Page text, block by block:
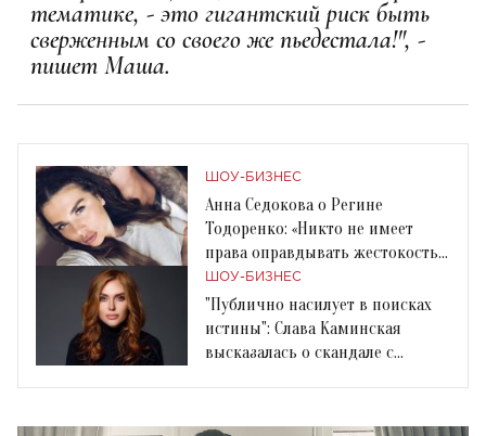
тематике, - это гигантский риск быть
сверженным со своего же пьедестала!", -
пишет Маша.
ШОУ-БИЗНЕС
Анна Седокова о Регине
Тодоренко: «Никто не имеет
права оправдывать жестокость
в семье»
ШОУ-БИЗНЕС
"Публично насилует в поисках
истины": Слава Каминская
высказалась о скандале с